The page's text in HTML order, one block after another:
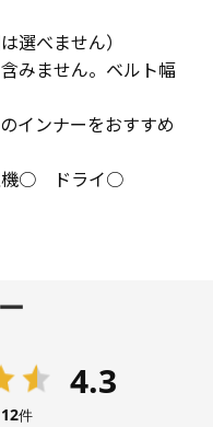
選べません）
みません。ベルト幅
インナーをおすすめ
機○ ドライ○
4.3
12件